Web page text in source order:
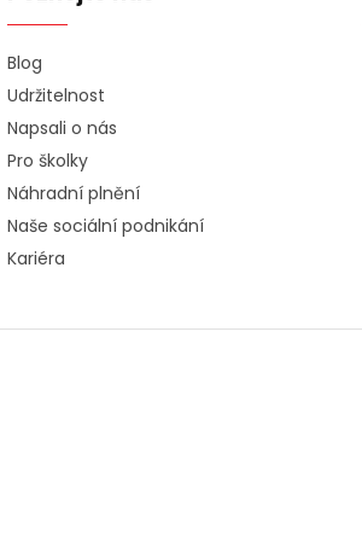
Blog
Udržitelnost
Napsali o nás
Pro školky
Náhradní plnění
Naše sociální podnikání
Kariéra